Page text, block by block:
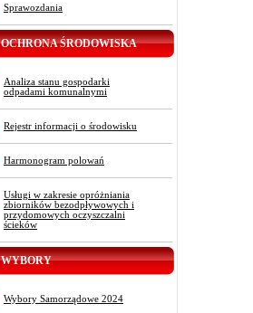
Sprawozdania
OCHRONA ŚRODOWISKA
Analiza stanu gospodarki
odpadami komunalnymi
Rejestr informacji o środowisku
Harmonogram polowań
Usługi w zakresie opróżniania
zbiorników bezodpływowych i
przydomowych oczyszczalni
ścieków
WYBORY
Wybory Samorządowe 2024